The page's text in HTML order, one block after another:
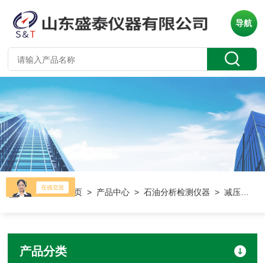
导航
当前位置：首页 > 产品中心 >石油分析检测仪器 > 减压蒸馏测定仪
产品分类